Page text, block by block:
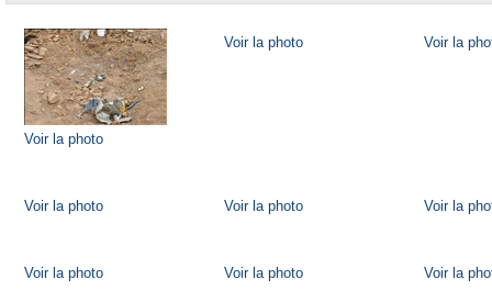
Voir la photo
Voir la photo Voir la
Voir la photo Voir la photo Voir la
Voir la photo Voir la photo Voir la